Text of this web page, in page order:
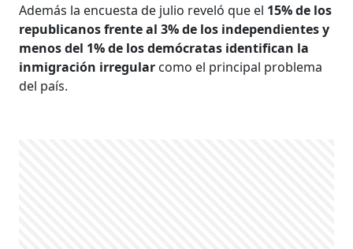
Además la encuesta de julio reveló que el 15% de los
republicanos frente al 3% de los independientes y
menos del 1% de los demócratas identifican la
inmigración irregular como el principal problema
del país.